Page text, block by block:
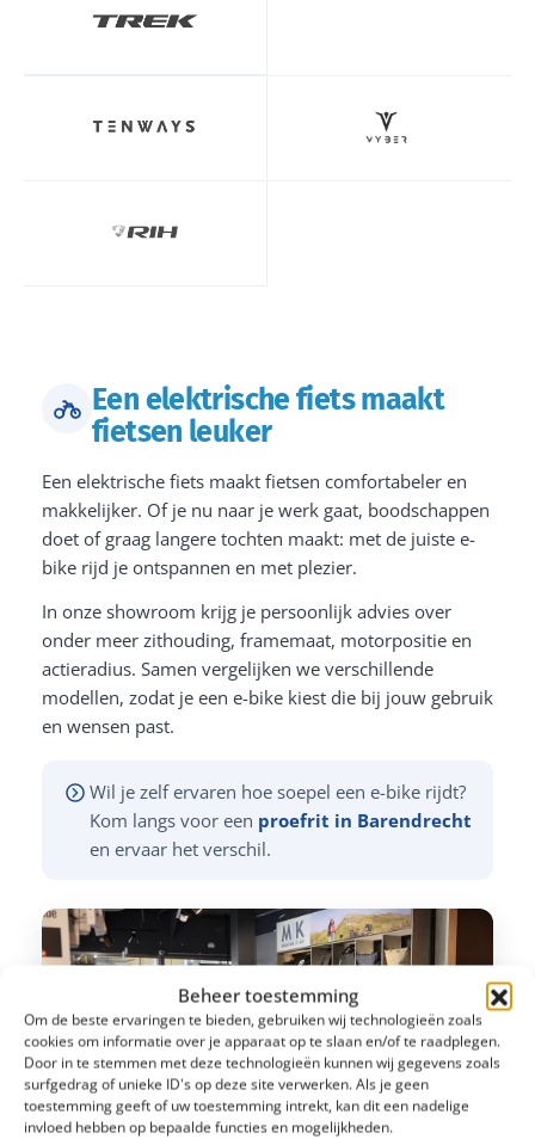
Beheer toestemming
Om de beste ervaringen te bieden, gebruiken wij technologieën zoals
cookies om informatie over je apparaat op te slaan en/of te raadplegen.
Door in te stemmen met deze technologieën kunnen wij gegevens zoals
surfgedrag of unieke ID's op deze site verwerken. Als je geen
toestemming geeft of uw toestemming intrekt, kan dit een nadelige
invloed hebben op bepaalde functies en mogelijkheden.
Een elektrische fiets maakt
fietsen leuker
Een elektrische fiets maakt fietsen comfortabeler en
makkelijker. Of je nu naar je werk gaat, boodschappen
doet of graag langere tochten maakt: met de juiste e-
bike rijd je ontspannen en met plezier.
In onze showroom krijg je persoonlijk advies over
onder meer zithouding, framemaat, motorpositie en
actieradius. Samen vergelijken we verschillende
modellen, zodat je een e-bike kiest die bij jouw gebruik
en wensen past.
Wil je zelf ervaren hoe soepel een e-bike rijdt?
Kom langs voor een proefrit in Barendrecht
en ervaar het verschil.